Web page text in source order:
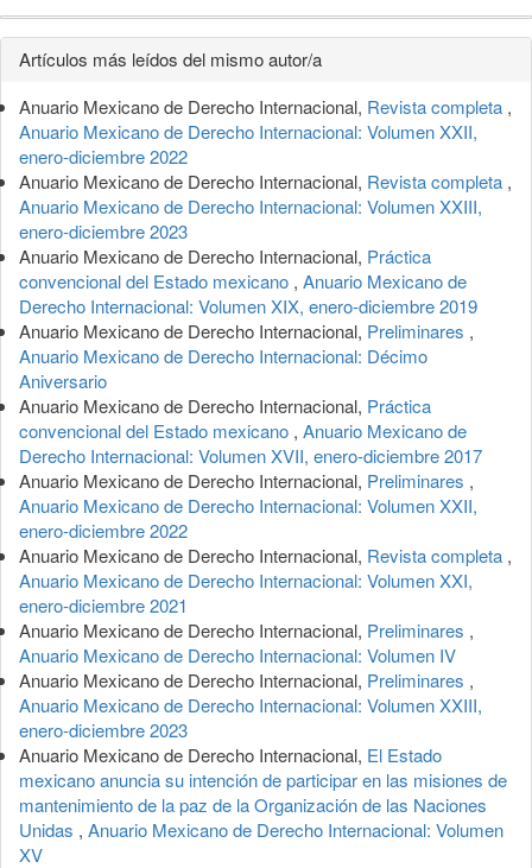
Detalles
del
artículo
Artículos más leídos del mismo autor/a
Anuario Mexicano de Derecho Internacional, Revista completa ,
Anuario Mexicano de Derecho Internacional: Volumen XXII,
enero-diciembre 2022
Anuario Mexicano de Derecho Internacional, Revista completa ,
Anuario Mexicano de Derecho Internacional: Volumen XXIII,
enero-diciembre 2023
Anuario Mexicano de Derecho Internacional, Práctica
convencional del Estado mexicano , Anuario Mexicano de
Derecho Internacional: Volumen XIX, enero-diciembre 2019
Anuario Mexicano de Derecho Internacional, Preliminares ,
Anuario Mexicano de Derecho Internacional: Décimo
Aniversario
Anuario Mexicano de Derecho Internacional, Práctica
convencional del Estado mexicano , Anuario Mexicano de
Derecho Internacional: Volumen XVII, enero-diciembre 2017
Anuario Mexicano de Derecho Internacional, Preliminares ,
Anuario Mexicano de Derecho Internacional: Volumen XXII,
enero-diciembre 2022
Anuario Mexicano de Derecho Internacional, Revista completa ,
Anuario Mexicano de Derecho Internacional: Volumen XXI,
enero-diciembre 2021
Anuario Mexicano de Derecho Internacional, Preliminares ,
Anuario Mexicano de Derecho Internacional: Volumen IV
Anuario Mexicano de Derecho Internacional, Preliminares ,
Anuario Mexicano de Derecho Internacional: Volumen XXIII,
enero-diciembre 2023
Anuario Mexicano de Derecho Internacional, El Estado
mexicano anuncia su intención de participar en las misiones de
mantenimiento de la paz de la Organización de las Naciones
Unidas , Anuario Mexicano de Derecho Internacional: Volumen
XV